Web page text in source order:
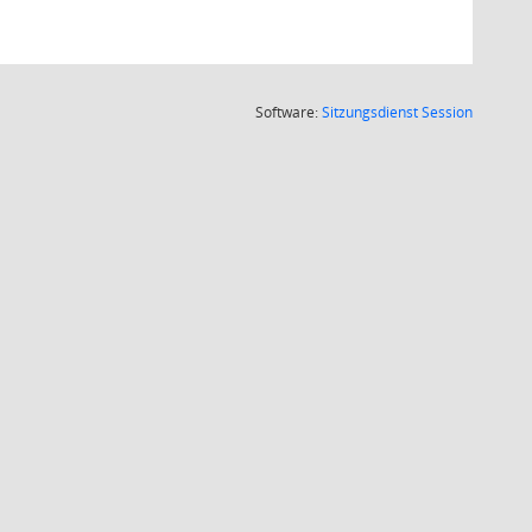
Software:SitzungsdienstSession(Wird in